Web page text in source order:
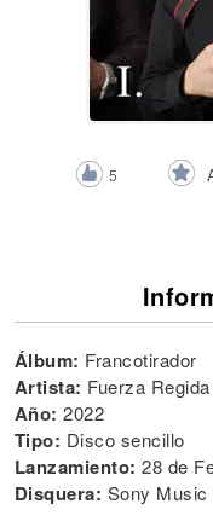
5
Álbum: Francotirador
Artista: Fuerza Regida
Año: 2022
Tipo: Disco sencillo
Lanzamiento: 28 de
Disquera: Sony Music